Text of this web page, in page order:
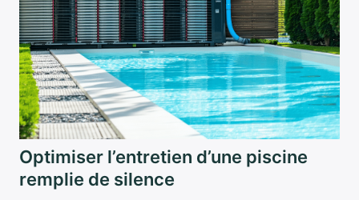
Optimiser l’entretien d’une piscine
remplie de silence